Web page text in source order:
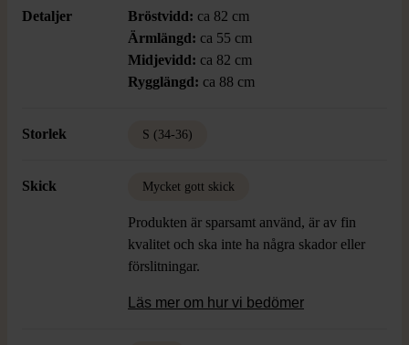
Detaljer Bröstvidd: ca 82 cm
Ärmlängd: ca 55 cm
Midjevidd: ca 82 cm
Rygglängd: ca 88 cm
Storlek S (34-36)
Skick Mycket gott skick
Produkten är sparsamt använd, är av fin
kvalitet och ska inte ha några skador eller
förslitningar.
Läs mer om hur vi bedömer